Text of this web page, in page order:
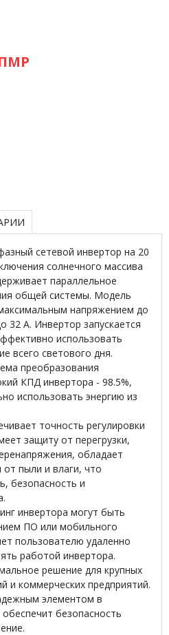
сетевой инвертор на 20
солнечного массива
параллельное
общей системы. Модель
напряжением до
32 А. Инвертор запускается
использовать
всего светового дня.
преобразования
КПД инвертора - 98.5%,
использовать энергию из
точность регулировки
защиту от перегрузки,
обладает
пыли и влаги, что
безопасность и
инвертора могут быть
ПО или мобильного
пользователю удаленно
работой инвертора.
решение для крупных
и коммерческих предприятий.
элементом в
безопасность